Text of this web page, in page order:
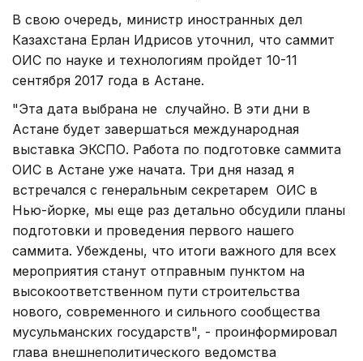
В свою очередь, министр иностранных дел
Казахстана Ерлан Идрисов уточнил, что саммит
ОИС по науке и технологиям пройдет 10-11
сентября 2017 года в Астане.
"Эта дата выбрана не случайно. В эти дни в
Астане будет завершаться международная
выставка ЭКСПО. Работа по подготовке саммита
ОИС в Астане уже начата. Три дня назад я
встречался с генеральным секретарем ОИС в
Нью-йорке, мы еще раз детально обсудили планы
подготовки и проведения первого нашего
саммита. Убеждены, что итоги важного для всех
мероприятия станут отправным пунктом на
высокоответственном пути строительства
нового, современного и сильного сообщества
мусульманских государств", - проинформировал
глава внешнеполитического ведомства